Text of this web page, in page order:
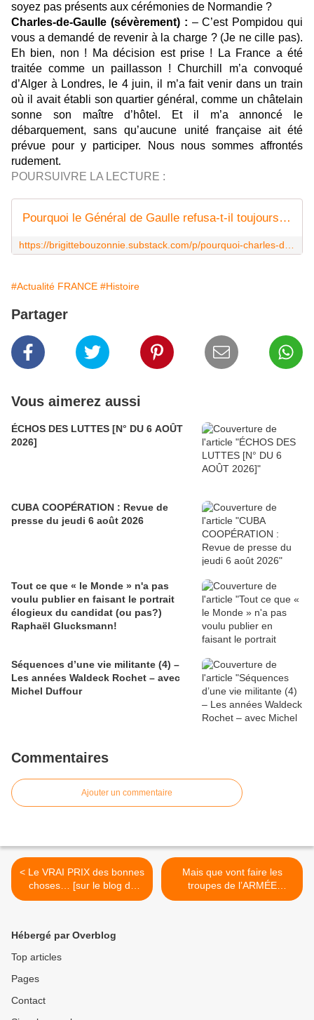
soyez pas présents aux cérémonies de Normandie ?
Charles-de-Gaulle (sévèrement) : – C’est Pompidou qui
vous a demandé de revenir à la charge ? (Je ne cille pas).
Eh bien, non ! Ma décision est prise ! La France a été
traitée comme un paillasson ! Churchill m’a convoqué
d’Alger à Londres, le 4 juin, il m’a fait venir dans un train
où il avait établi son quartier général, comme un châtelain
sonne son maître d’hôtel. Et il m’a annoncé le
débarquement, sans qu’aucune unité française ait été
prévue pour y participer. Nous nous sommes affrontés
rudement.
POURSUIVRE LA LECTURE :
Pourquoi le Général de Gaulle refusa-t-il toujours de commémorer le débarquement du 6 Juin 1944...?!
#Actualité FRANCE #Histoire
Partager
Vous aimerez aussi
ÉCHOS DES LUTTES [N° DU 6 AOÛT
2026]
CUBA COOPÉRATION : Revue de
presse du jeudi 6 août 2026
Tout ce que « le Monde » n'a pas
voulu publier en faisant le portrait
élogieux du candidat (ou pas?)
Raphaël Glucksmann!
Séquences d’une vie militante (4) –
Les années Waldeck Rochet – avec
Michel Duffour
Commentaires
Ajouter un commentaire
< Le VRAI PRIX des bonnes
choses… [sur le blog de
Descartes]
Mais que vont faire les
troupes de l’ARMÉE
COLOMBIENNE en
Hébergé par Overblog
Top articles
Pages
Contact